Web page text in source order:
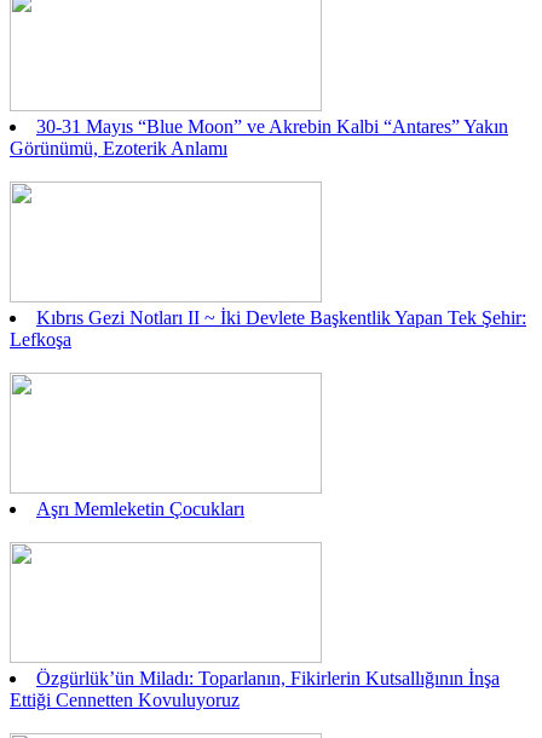
30-31 Mayıs “Blue Moon” ve Akrebin Kalbi “Antares” Yakın
Görünümü, Ezoterik Anlamı
Kıbrıs Gezi Notları II ~ İki Devlete Başkentlik Yapan Tek Şehir:
Lefkoşa
Aşrı Memleketin Çocukları
Özgürlük’ün Miladı: Toparlanın, Fikirlerin Kutsallığının İnşa
Ettiği Cennetten Kovuluyoruz